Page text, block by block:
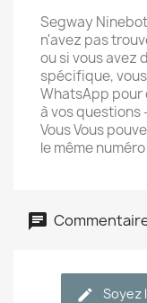
Segway
n'avez pas
ou si vous avez
spécifique,
WhatsApp pour
à vos questions
Vous Vous
le même
Soyez